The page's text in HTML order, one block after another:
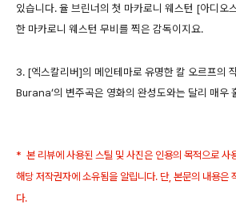
있습니다. 율 브린너의 첫 마카로니 웨스턴 [아디오
한 마카로니 웨스턴 무비를 찍은 감독이지요.
3. [엑스칼리버]의 메인테마로 유명한 칼 오르프의
Burana’의 변주곡은 영화의 완성도와는 달리 매우
* 본 리뷰에 사용된 스틸 및 사진은 인용의 목적으로 사
해당 저작권자에 소유됨을 알립니다. 단, 본문의 내용은
다.